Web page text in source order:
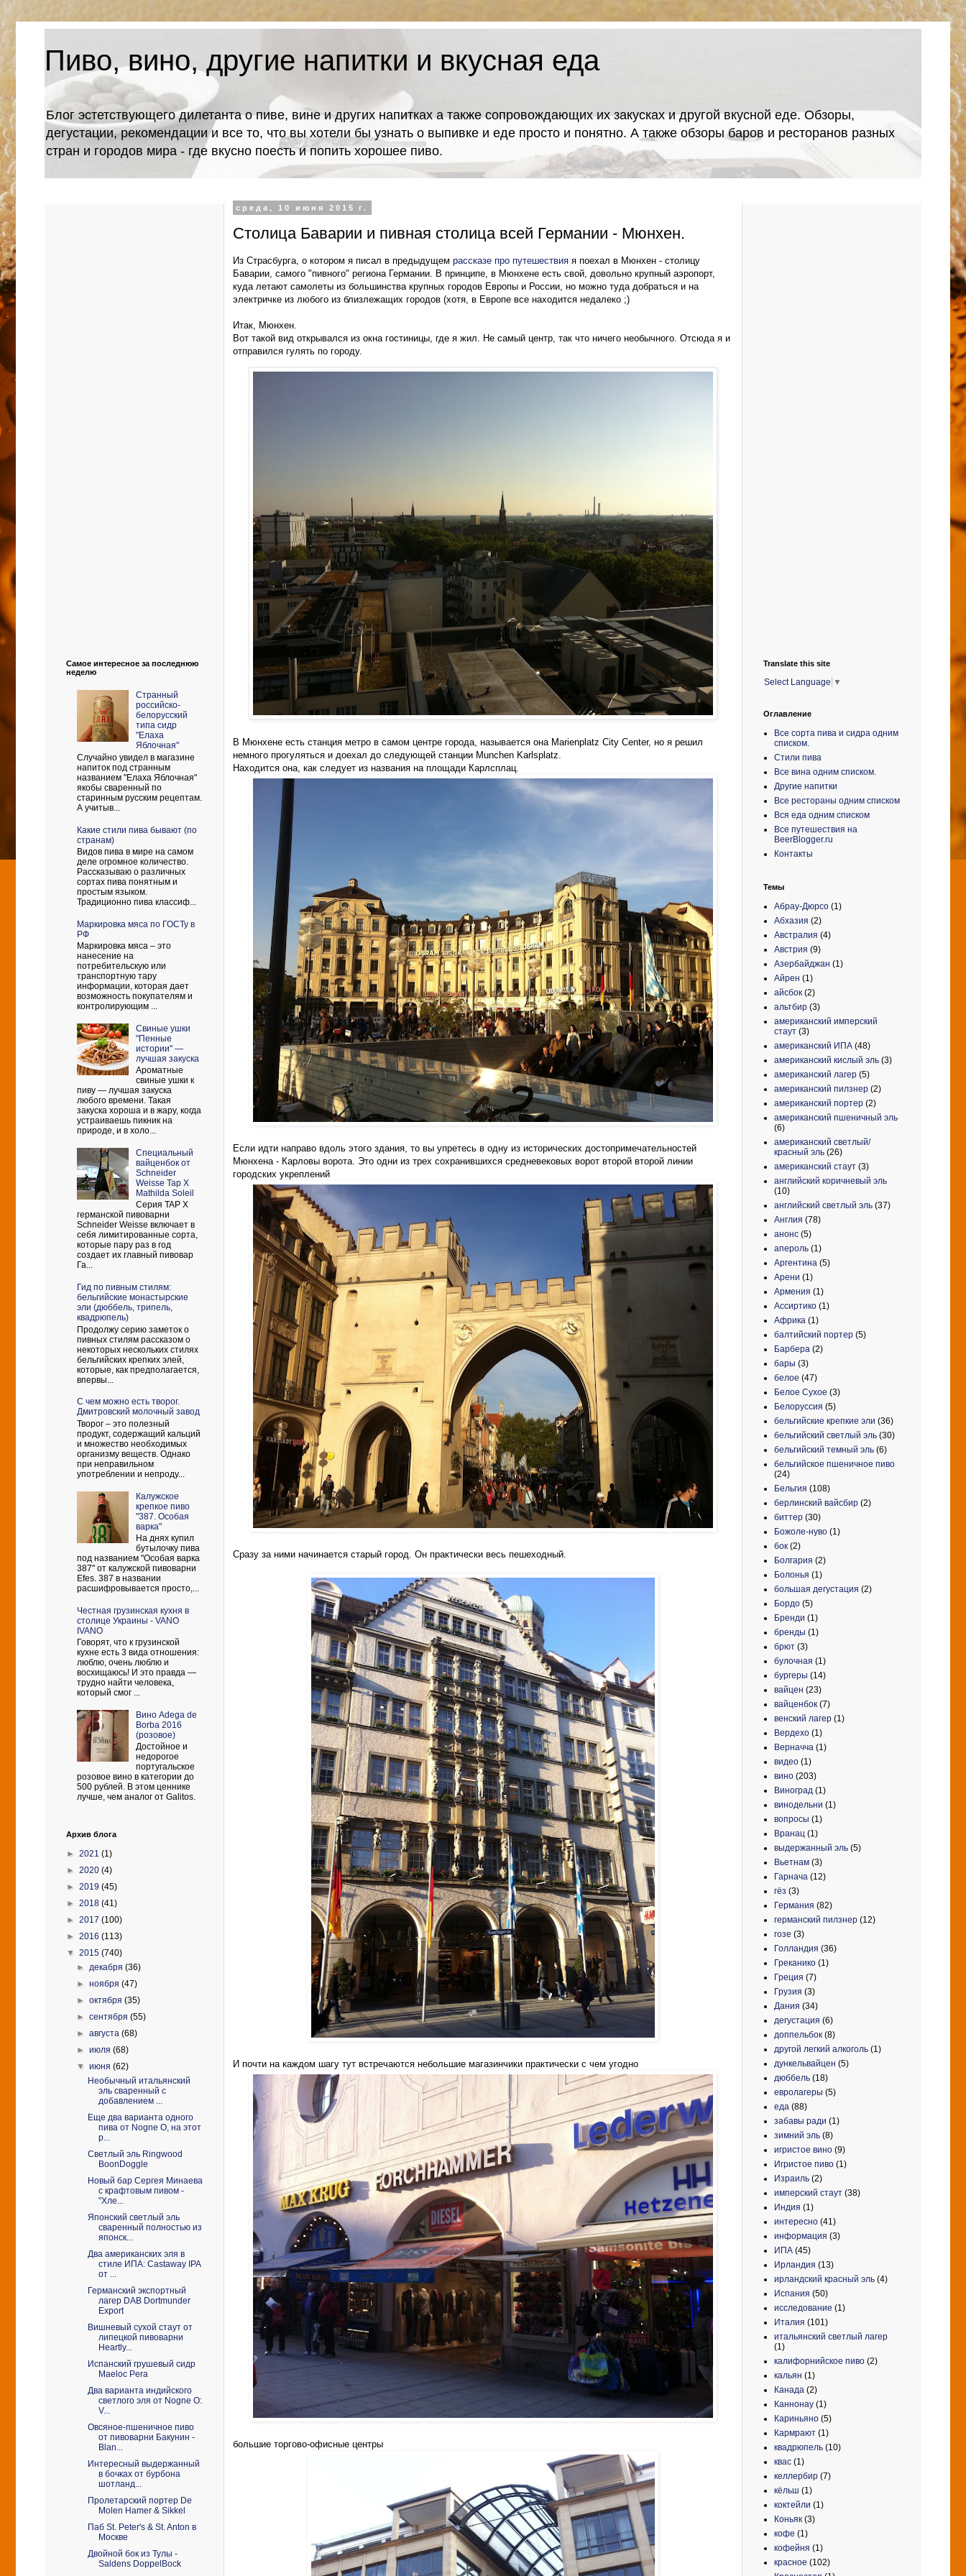
Пиво, вино, другие напитки и вкусная еда
Блог эстетствующего дилетанта о пиве, вине и других напитках а также сопровождающих их закусках и другой вкусной еде. Обзоры,
дегустации, рекомендации и все то, что вы хотели бы узнать о выпивке и еде просто и понятно. А также обзоры баров и ресторанов разных
стран и городов мира - где вкусно поесть и попить хорошее пиво.
среда, 10 июня 2015 г.
Столица Баварии и пивная столица всей Германии - Мюнхен.
Из Страсбурга, о котором я писал в предыдущем рассказе про путешествия я поехал в Мюнхен - столицу
Баварии , самого "пивного" региона Германии. В принципе, в Мюнхене есть свой , довольно крупный аэропорт,
куда летают самолеты из большинства крупных городов Европы и России, но можно туда добраться и на
электричке из любого из близлежащих городов (хотя, в Европе все находится недалеко ;)
Итак, Мюнхен.
Вот такой вид открывался из окна гостиницы, где я жил. Не самый центр, так что ничего необычного. Отсюда я и
отправился гулять по городу.
В Мюнхене есть станция метро в самом центре города, называется она Marienplatz City Center, но я решил
немного прогуляться и доехал до следующей станции Munchen Karlsplatz.
Находится она, как следует из названия на площади Карлсплац.
Если идти направо вдоль этого здания , то вы упретесь в одну из исторических достопримечательностей
Мюнхена - Карловы ворота . Это одни из трех сохранившихся средневековых ворот второй второй линии
городских укреплений
Сразу за ними начинается старый город. Он практически весь пешеходный.
И почти на каждом шагу тут встречаются небольшие магазинчики практически с чем угодно
большие торгово-офисные центры
Самое интересное за последнюю
неделю
Странный
российско-
белорусский
типа сидр
"Елаха
Яблочная"
Случайно увидел в магазине
напиток под странным
названием "Елаха Яблочная"
якобы сваренный по
старинным русским рецептам.
А учитыв...
Какие стили пива бывают (по
странам)
Видов пива в мире на самом
деле огромное количество.
Рассказываю о различных
сортах пива понятным и
простым языком.
Традиционно пива классиф...
Маркировка мяса по ГОСТу в
РФ
Маркировка мяса – это
нанесение на
потребительскую или
транспортную тару
информации, которая дает
возможность покупателям и
контролирующим ...
Свиные ушки
"Пенные
истории" —
лучшая закуска
Ароматные
свиные ушки к
пиву — лучшая закуска
любого времени. Такая
закуска хороша и в жару, когда
устраиваешь пикник на
природе, и в холо...
Cпециальный
вайценбок от
Schneider
Weisse Tap X
Mathilda Soleil
Серия TAP X
германской пивоварни
Schneider Weisse включает в
себя лимитированные сорта,
которые пару раз в год
создает их главный пивовар
Га...
Гид по пивным стилям:
бельгийские монастырские
эли (дюббель, трипель,
квадрюпель)
Продолжу серию заметок о
пивных стилям рассказом о
некоторых нескольких стилях
бельгийских крепких элей,
которые, как предполагается,
впервы...
С чем можно есть творог.
Дмитровский молочный завод
Творог – это полезный
продукт, содержащий кальций
и множество необходимых
организму веществ. Однако
при неправильном
употреблении и непроду...
Калужское
крепкое пиво
"387. Особая
варка"
На днях купил
бутылочку пива
под названием "Особая варка
387" от калужской пивоварни
Efes. 387 в названии
расшифровывается просто,...
Честная грузинская кухня в
столице Украины - VANO
IVANO
Говорят, что к грузинской
кухне есть 3 вида отношения:
люблю, очень люблю и
восхищаюсь! И это правда —
трудно найти человека,
который смог ...
Вино Adega de
Borba 2016
(розовое)
Достойное и
недорогое
португальское
розовое вино в категории до
500 рублей. В этом ценнике
лучше, чем аналог от Galitos.
Архив блога
► 2021 (1)
► 2020 (4)
► 2019 (45)
► 2018 (41)
► 2017 (100)
► 2016 (113)
▼ 2015 (740)
► декабря(36)
►ноября(47)
►октября(35)
►сентября(55)
►августа(68)
►июля(68)
▼июня(62)
Необычный итальянский
эль сваренный с
добавлением ...
Еще два варианта одного
пива от Nogne O, на этот
р...
Светлый эль Ringwood
BoonDoggle
Новый бар Сергея Минаева
с крафтовым пивом -
"Хле...
Японский светлый эль
сваренный полностью из
японск...
Два американских эля в
стиле ИПА: Castaway IPA
от ...
Германский экспортный
лагер DAB Dortmunder
Export
Вишневый сухой стаут от
липецкой пивоварни
Heartly...
Испанский грушевый сидр
Maeloc Pera
Два варианта индийского
светлого эля от Nogne O:
V...
Овсяное-пшеничное пиво
от пивоварни Бакунин -
Blan...
Интересный выдержанный
в бочках от бурбона
шотланд...
Пролетарский портер De
Molen Hamer & Sikkel
Паб St. Peter's & St. Anton в
Москве
Двойной бок из Тулы -
Saldens DoppelBock
Translate this site
Select Language ▼
Оглавление
Все сорта пива и сидра одним
списком.
Стили пива
Все вина одним списком.
Другие напитки
Все рестораны одним списком
Вся еда одним списком
Все путешествия на
BeerBlogger.ru
Контакты
Темы
Абрау-Дюрсо (1)
Абхазия (2)
Австралия (4)
Австрия (9)
Азербайджан (1)
Айрен (1)
айсбок (2)
альтбир (3)
американский имперский
стаут (3)
американский ИПА (48)
американский кислый эль (3)
американский лагер (5)
американский пилзнер (2)
американский портер (2)
американский пшеничный эль
(6)
американский светлый/
красный эль (26)
американский стаут (3)
английский коричневый эль
(10)
английский светлый эль (37)
Англия (78)
анонс (5)
апероль (1)
Аргентина (5)
Арени (1)
Армения (1)
Ассиртико (1)
Африка (1)
балтийский портер (5)
Барбера (2)
бары (3)
белое (47)
Белое Сухое (3)
Белоруссия (5)
бельгийские крепкие эли (36)
бельгийский светлый эль (30)
бельгийский темный эль (6)
бельгийское пшеничное пиво
(24)
Бельгия (108)
берлинский вайсбир (2)
биттер (30)
Божоле-нуво (1)
бок (2)
Болгария (2)
Болонья (1)
большая дегустация (2)
Бордо (5)
Бренди (1)
бренды (1)
брют (3)
булочная (1)
бургеры (14)
вайцен (23)
вайценбок (7)
венский лагер (1)
Вердехо (1)
Верначча (1)
видео (1)
вино (203)
Виноград (1)
винодельни (1)
вопросы (1)
Вранац (1)
выдержанный эль (5)
Вьетнам (3)
Гарнача (12)
гёз (3)
Германия (82)
германский пилзнер (12)
гозе (3)
Голландия (36)
Греканико (1)
Греция (7)
Грузия (3)
Дания (34)
дегустация (6)
доппельбок (8)
другой легкий алкоголь (1)
дункельвайцен (5)
дюббель (18)
евролагеры (5)
еда (88)
забавы ради (1)
зимний эль (8)
игристое вино (9)
Игристое пиво (1)
Израиль (2)
имперский стаут (38)
Индия (1)
интересно (41)
информация (3)
ИПА (45)
Ирландия (13)
ирландский красный эль (4)
Испания (50)
исследование (1)
Италия (101)
итальянский светлый лагер
(1)
калифорнийское пиво (2)
кальян (1)
Канада (2)
Каннонау (1)
Кариньяно (5)
Кармрают (1)
квадрюпель (10)
квас (1)
келлербир (7)
кёльш (1)
коктейли (1)
Коньяк (3)
кофе (1)
кофейня (1)
красное (102)